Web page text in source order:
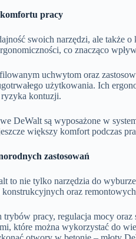
pracy
swoich narzędzi, ale także
co znacząco
uchwytom oraz
użytkowania. Ich
kontuzji.
DeWalt są wyposażone w
większy komfort podczas
zastosowań
to nie tylko narzędzia do
oraz
pracy, regulacja mocy oraz
które można wykorzystać do